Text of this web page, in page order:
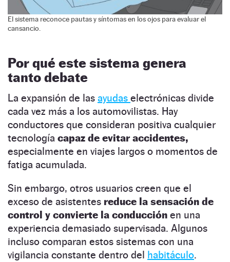
El sistema reconoce pautas y síntomas en los ojos para evaluar el
cansancio.
Por qué este sistema genera
tanto debate
La expansión de las ayudas electrónicas divide
cada vez más a los automovilistas. Hay
conductores que consideran positiva cualquier
tecnología capaz de evitar accidentes,
especialmente en viajes largos o momentos de
fatiga acumulada.
Sin embargo, otros usuarios creen que el
exceso de asistentes reduce la sensación de
control y convierte la conducción en una
experiencia demasiado supervisada. Algunos
incluso comparan estos sistemas con una
vigilancia constante dentro del habitáculo.